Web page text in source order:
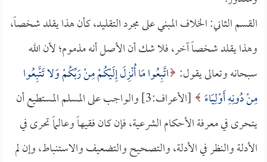
القسم الثاني: الخلاف المبني على مجرد التقليد، كأن هذا يقلد شخصاً،
وهذا يقلد شخصاً آخر، فلا شك أن الأصل أنه مذموم؛ لأن الله
سبحانه وتعالى يقول: اتَّبِعُوا مَا أُنْزِلَ إِلَيْكُمْ مِنْ رَبِّكُمْ وَلا تَتَّبِعُوا
مِنْ دُونِهِ أَوْلِيَاءَ
[الأعراف:3] والواجب على المسلم المستطيع أن
يتحرى في معرفة الأحكام الشرعية، فإن كان فقيهاً وعالماً تحرى في
الأدلة والنظر في الأدلة، والتصحيح والتضعيف والاستنباط، وإن لم